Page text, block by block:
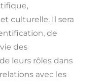
culturelle. Il sera
de
des
leurs rôles dans
avec les